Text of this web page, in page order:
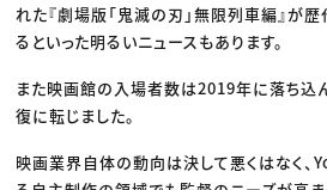
れた『劇場版「鬼滅の刃」無限列車編』が
るといった明るいニュースもあります。
また映画館の入場者数は2019年に落ち込
復に転じました。
映画業界自体の動向は決して悪くはなく、